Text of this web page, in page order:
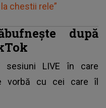
chestii rele”
după
sesiuni LIVE în care
vorbă cu cei care îl